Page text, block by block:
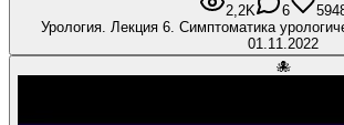
2,2K 6 59
Урология. Лекция 6. Симптоматика
01.11.2022
🐙